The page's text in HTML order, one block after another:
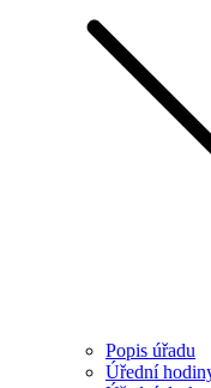
Popis úřadu
Úřední